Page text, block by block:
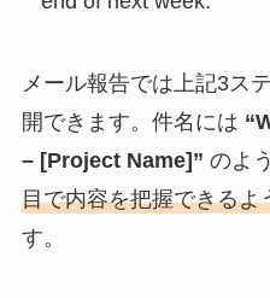
メール報告では上記3ス
開できます。件名には
– [Project Name]” のよ
目で内容を把握できるよ
す。